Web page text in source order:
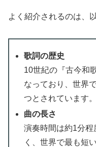
よく紹介されるのは、
歌詞の歴史
10世紀の『古今和
なっており、世界
つとされています。
曲の長さ
演奏時間は約1分
く、世界で最も短